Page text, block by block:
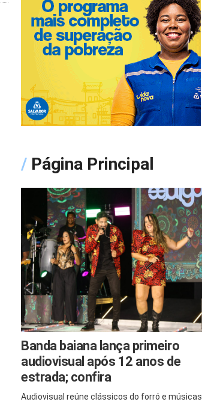
/ Página Principal
Banda baiana lança primeiro
audiovisual após 12 anos de
estrada; confira
Audiovisual reúne clássicos do forró e músicas